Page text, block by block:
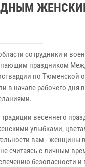
сотрудники и
праздником
по Тюменской
в начале рабочего
весеннего
улыбками,
вам - женщины
считаясь с личным
безопасности